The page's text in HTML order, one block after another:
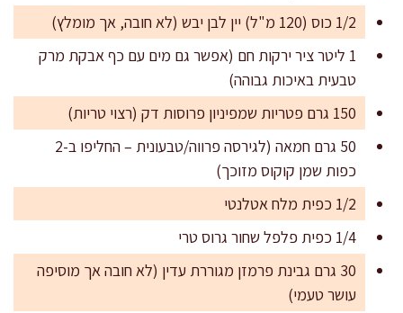
1/2 כוס (120 מ"ל) יין לבן יבש (לא חובה, אך מומלץ)
1 ליטר ציר ירקות חם (אפשר גם מים עם כף אבקת מרק
טבעית באיכות גבוהה)
150 גרם פטריות שמפיניון פרוסות דק (רצוי טריות)
50 גרם חמאה (לגירסה פרווה/טבעונית – החליפו ב-2
כפות שמן קוקוס מזוכך)
1/2 כפית מלח אטלנטי
1/4 כפית פלפל שחור גרוס טרי
30 גרם גבינת פרמזן מגוררת עדין (לא חובה אך מוסיפה
עושר טעמי)